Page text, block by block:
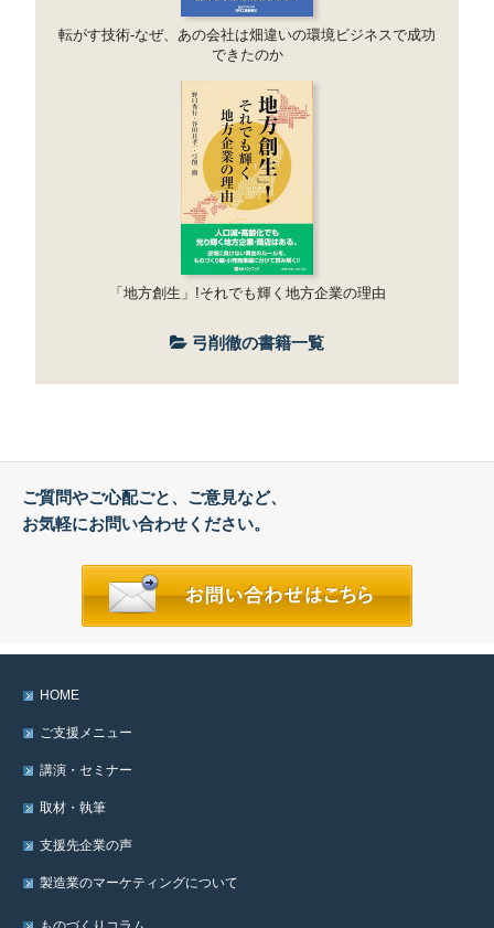
転がす技術-なぜ、あの会社は畑違いの環境ビジネスで成功
できたのか
「地方創生」!それでも輝く地方企業の理由
弓削徹の書籍一覧
ご質問やご心配ごと、ご意見など、
お気軽にお問い合わせください。
HOME
ご支援メニュー
講演・セミナー
取材・執筆
支援先企業の声
製造業のマーケティングについて